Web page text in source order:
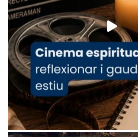
Aquest dilluns, 27 de juliol,
missa d’acció de gràcies
comitè organitzador de la
del Sant Pare Lleó XIV a
col·laboradors, a la
L’arquebisbe de Barcelona,
Josep Omella, ha presidit la
concelebrat el bisbe
Mons. David Abadías.
📸 Dr. G. Simón